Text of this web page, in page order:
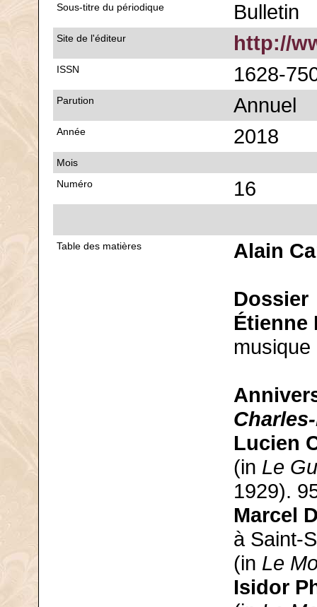
Sous-titre du périodique Bulletin
Site de l'éditeur http://
ISSN 1628-
Parution Annuel
Année 2018
Mois
Numéro
16
Table des matières Alain
Dossier
Étienne
Lucien
(in Le
1929).
Marcel
à Saint-
(in Le
Isidor